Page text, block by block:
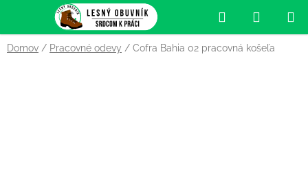
obsah
Hľadať
KOŠÍK
Domov / Pracovné odevy / Cofra Bahia 02 pracovná košeľa